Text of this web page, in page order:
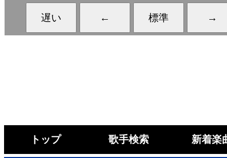
トップ 歌手検索 新着楽